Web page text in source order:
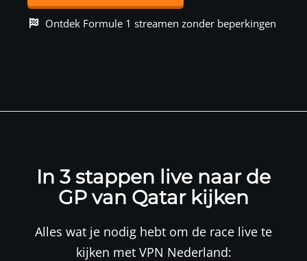
Ontdek Formule 1 streamen zonder beperkingen
In 3 stappen live naar de
GP van Qatar kijken
Alles wat je nodig hebt om de race live te
kijken met VPN Nederland: